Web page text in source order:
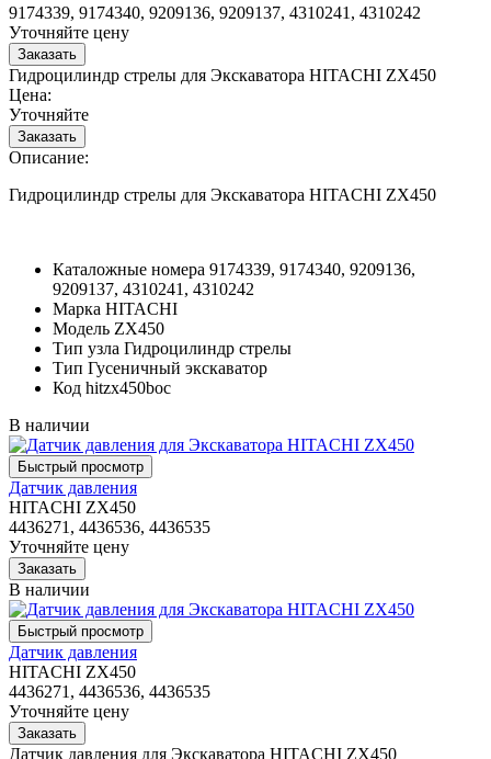
9174339, 9174340, 9209136, 9209137, 4310241, 4310242
Уточняйте цену
Гидроцилиндр стрелы для Экскаватора HITACHI ZX450
Цена:
Уточняйте
Описание:
Гидроцилиндр стрелы для Экскаватора HITACHI ZX450
Каталожные номера 9174339, 9174340, 9209136,
9209137, 4310241, 4310242
Марка HITACHI
Модель ZX450
Тип узла Гидроцилиндр стрелы
Тип Гусеничный экскаватор
Код hitzx450boc
В наличии
Датчик давления
HITACHI ZX450
4436271, 4436536, 4436535
Уточняйте цену
В наличии
Датчик давления
HITACHI ZX450
4436271, 4436536, 4436535
Уточняйте цену
Датчик давления для Экскаватора HITACHI ZX450